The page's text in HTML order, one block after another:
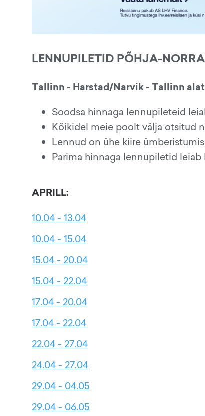
LENNUPILETID PÕHJA-
Tallinn - Harstad/Narvik - Tallinn
Soodsa hinnaga lennupileteid
Kõikidel meie poolt välja otsitud
Lennud on ühe kiire
Parima hinnaga lennupiletid leiab
APRILL:
10.04 - 13.04
10.04 - 15.04
15.04 - 20.04
15.04 - 22.04
17.04 - 20.04
17.04 - 22.04
22.04 - 27.04
24.04 - 27.04
29.04 - 04.05
29.04 - 06.05